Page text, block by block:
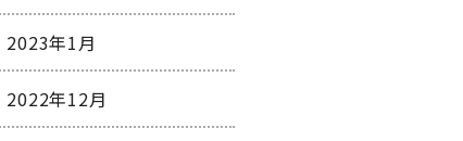
2023年1月
2022年12月